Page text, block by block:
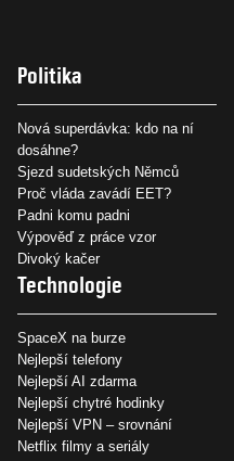
Politika
Nová superdávka: kdo na ní
dosáhne?
Sjezd sudetských Němců
Proč vláda zavádí EET?
Padni komu padni
Výpověď z práce vzor
Divoký kačer
Technologie
SpaceX na burze
Nejlepší telefony
Nejlepší AI zdarma
Nejlepší chytré hodinky
Nejlepší VPN – srovnání
Netflix filmy a seriály